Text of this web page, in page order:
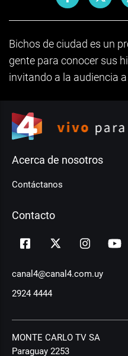
Bichos de ciudad es un
gente para conocer sus
invitando a la audiencia
Acerca de nosotros
Contáctanos
Contacto
canal4@canal4.com.uy
2924 4444
MONTE CARLO TV SA
Paraguay 2253